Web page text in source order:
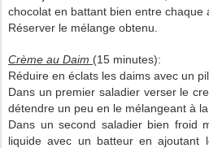
chocolat en battant bien entre chaque
Réserver le mélange obtenu.
Crème au Daim (15 minutes):
Réduire en éclats les daims avec un
Dans un premier saladier verser le
détendre un peu en le mélangeant à la
Dans un second saladier bien froid
liquide avec un batteur en